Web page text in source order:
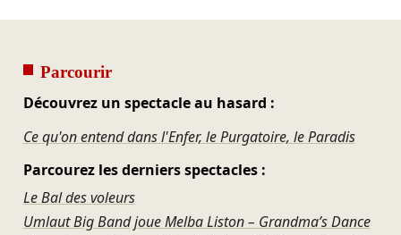
Parcourir
Découvrez un spectacle au hasard :
Ce qu'on entend dans l'Enfer, le Purgatoire, le Paradis
Parcourez les derniers spectacles :
Le Bal des voleurs
Umlaut Big Band joue Melba Liston – Grandma’s Dance